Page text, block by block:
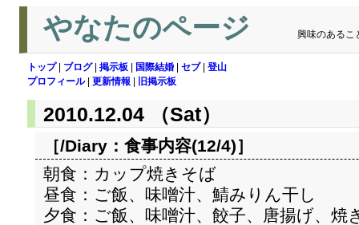
やなたのページ 興味のあるこ
トップ| ブログ| 掲示板 国際結婚 セブ| 登山
プロフィール| 更新情報 旧掲示板
2010.12.04 （Sat）
［/Diary： 食事内容(12/4)］
朝食：カップ焼きそば
昼食：ご飯、味噌汁、鯖みりん干し
夕食：ご飯、味噌汁、餃子、唐揚げ、焼